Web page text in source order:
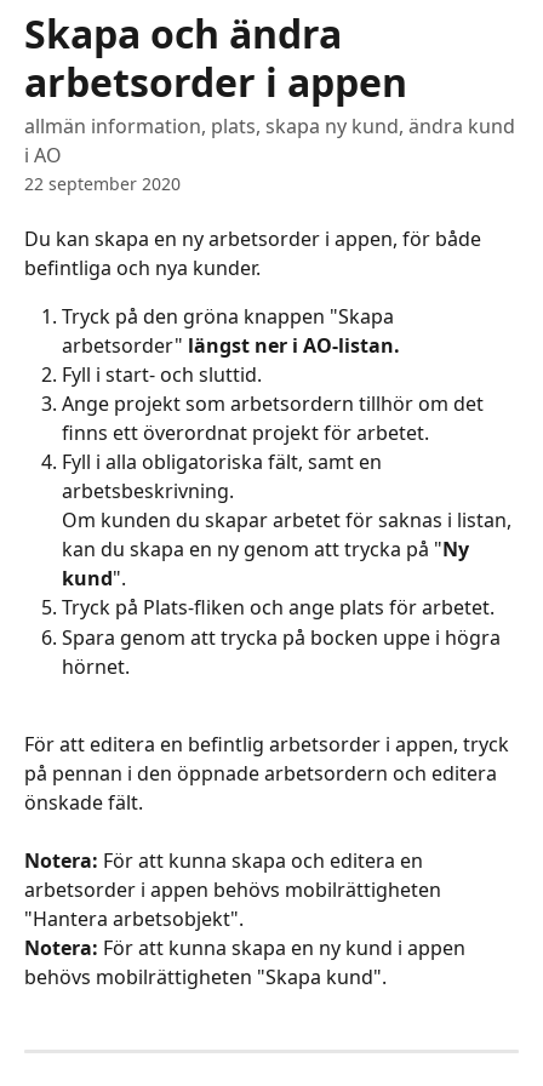
Hoppa till huvudinnehåll
Skapa och ändra
arbetsorder i appen
allmän information, plats, skapa ny kund, ändra kund
i AO
22 september 2020
Du kan skapa en ny arbetsorder i appen, för både
befintliga och nya kunder.
Tryck på den gröna knappen "Skapa
arbetsorder" längst ner i AO-listan.
Fyll i start- och sluttid.
Ange projekt som arbetsordern tillhör om det
finns ett överordnat projekt för arbetet.
Fyll i alla obligatoriska fält, samt en
arbetsbeskrivning.
Om kunden du skapar arbetet för saknas i listan,
kan du skapa en ny genom att trycka på "Ny
kund".
Tryck på Plats-fliken och ange plats för arbetet.
Spara genom att trycka på bocken uppe i högra
hörnet.
För att editera en befintlig arbetsorder i appen, tryck
på pennan i den öppnade arbetsordern och editera
önskade fält.
Notera: För att kunna skapa och editera en
arbetsorder i appen behövs mobilrättigheten
"Hantera arbetsobjekt".
Notera: För att kunna skapa en ny kund i appen
behövs mobilrättigheten "Skapa kund".